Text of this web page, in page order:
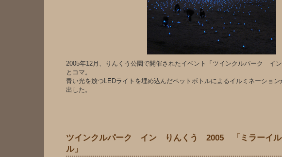
2005年12月、りんくう公園で開催されたイベント「ツインクルパーク
とコマ。
青い光を放つLEDライトを埋め込んだペットボトルによるイルミネーショ
出した。
ツインクルパーク イン りんくう 2005 「ミラーイル
ル」